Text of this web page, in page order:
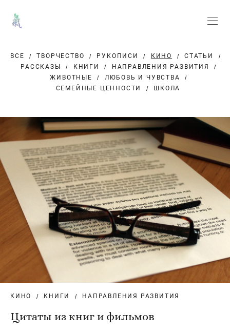
ВСЕ ТВОРЧЕСТВО РУКОПИСИ КИНО
СТАТЬИ
РАССКАЗЫ
КНИГИ
НАПРАВЛЕНИЯ РАЗВИТИЯ
ЖИВОТНЫЕ
ЛЮБОВЬ И ЧУВСТВА
СЕМЕЙНЫЕ ЦЕННОСТИ
ШКОЛА
КИНО КНИГИ НАПРАВЛЕНИЯ РАЗВИТИЯ
Цитаты из книг и фильмов